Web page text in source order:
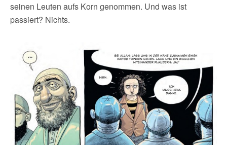
seinen Leuten aufs Korn genommen. Und was ist
passiert? Nichts.